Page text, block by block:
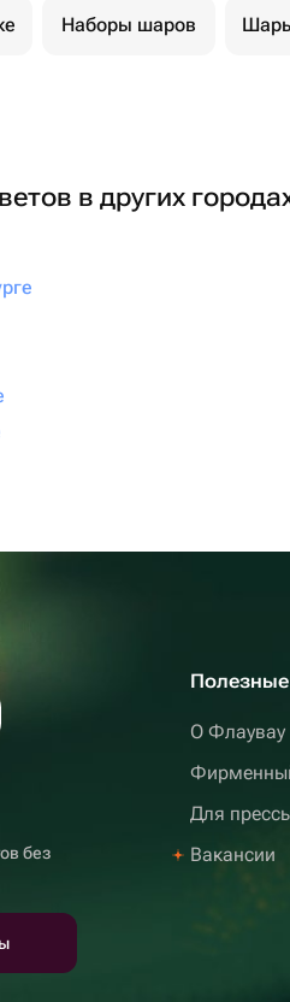
Наборы шаров
в других
без
О Флаувау
Для
Вакансии